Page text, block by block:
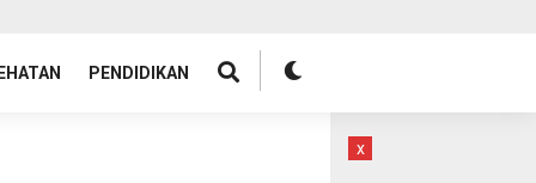
PENDIDIKAN
x